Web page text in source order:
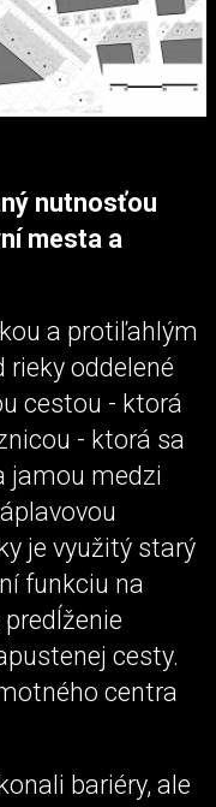
nutnosťou
mesta a
a protiľahlým
oddelené
cestou - ktorá
- ktorá sa
jamou medzi
je využitý starý
funkciu na
cesty.
centra
bariéry, ale